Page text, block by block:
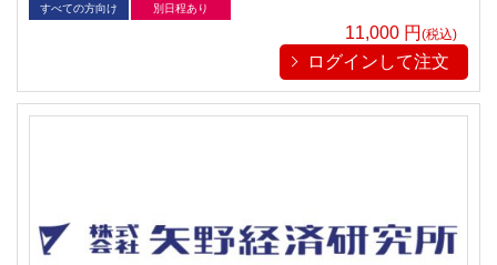
すべての方向け 別日程あり
11,000 円(税込)
ログインして注文